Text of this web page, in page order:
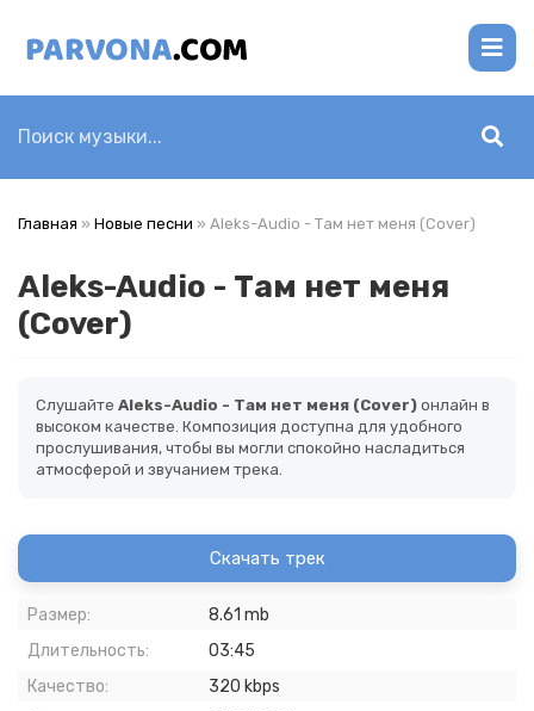
Главная » Новые песни » Aleks-Audio - Там нет меня (Cover)
Aleks-Audio - Там нет меня
(Cover)
Слушайте Aleks-Audio - Там нет меня (Cover) онлайн в
высоком качестве. Композиция доступна для удобного
прослушивания, чтобы вы могли спокойно насладиться
атмосферой и звучанием трека.
Скачать трек
Размер:
8.61 mb
Длительность:
03:45
Качество:
320 kbps